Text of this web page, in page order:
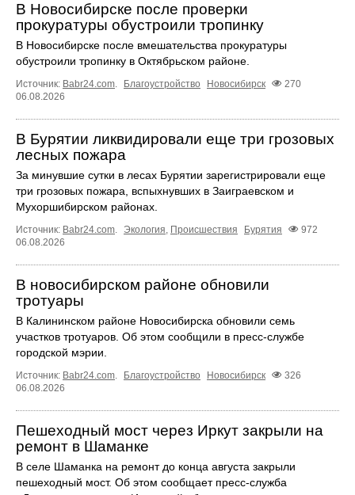
В Новосибирске после проверки
прокуратуры обустроили тропинку
В Новосибирске после вмешательства прокуратуры
обустроили тропинку в Октябрьском районе.
Источник: Babr24.com. Благоустройство Новосибирск
270
06.08.2026
В Бурятии ликвидировали еще три грозовых
лесных пожара
За минувшие сутки в лесах Бурятии зарегистрировали еще
три грозовых пожара, вспыхнувших в Заиграевском и
Мухоршибирском районах.
Источник: Babr24.com. Экология, Происшествия Бурятия
972
06.08.2026
В новосибирском районе обновили
тротуары
В Калининском районе Новосибирска обновили семь
участков тротуаров. Об этом сообщили в пресс-службе
городской мэрии.
Источник: Babr24.com. Благоустройство Новосибирск
326
06.08.2026
Пешеходный мост через Иркут закрыли на
ремонт в Шаманке
В селе Шаманка на ремонт до конца августа закрыли
пешеходный мост. Об этом сообщает пресс‑служба